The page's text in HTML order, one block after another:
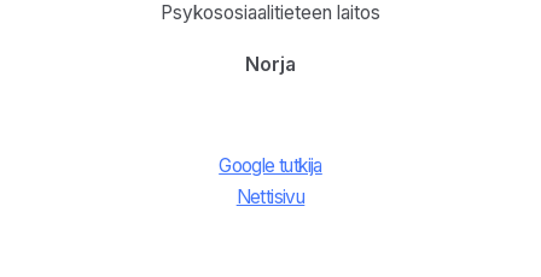
Psykososiaalitieteen laitos
Norja
Google tutkija
Nettisivu